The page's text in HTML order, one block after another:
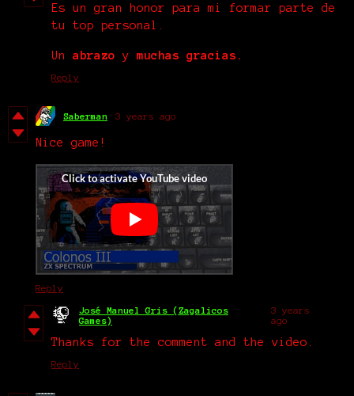
Es un gran honor para mi formar parte de
tu top personal.
Un abrazo y muchas gracias.
Reply
Saberman 3 years ago
Nice game!
Reply
José Manuel Gris (Zagalicos
Games)
3 years
ago
Thanks for the comment and the video.
Reply